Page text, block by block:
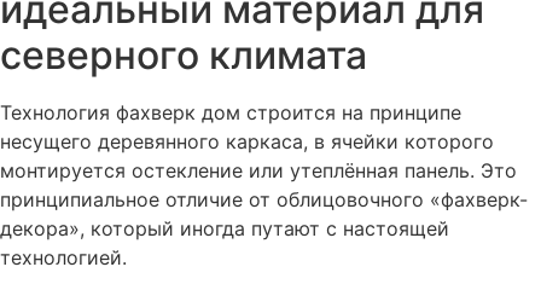
идеальный материал для
северного климата
Технология фахверк дом строится на принципе
несущего деревянного каркаса, в ячейки которого
монтируется остекление или утеплённая панель. Это
принципиальное отличие от облицовочного «фахверк-
декора», который иногда путают с настоящей
технологией.